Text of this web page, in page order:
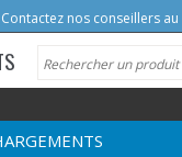
Contactez nos conseillers au